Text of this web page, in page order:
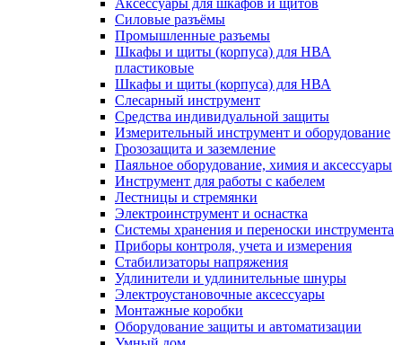
Аксессуары для шкафов и щитов
Силовые разъёмы
Промышленные разъемы
Шкафы и щиты (корпуса) для НВА
пластиковые
Шкафы и щиты (корпуса) для НВА
Слесарный инструмент
Средства индивидуальной защиты
Измерительный инструмент и оборудование
Грозозащита и заземление
Паяльное оборудование, химия и аксессуары
Инструмент для работы с кабелем
Лестницы и стремянки
Электроинструмент и оснастка
Системы хранения и переноски инструмента
Приборы контроля, учета и измерения
Стабилизаторы напряжения
Удлинители и удлинительные шнуры
Электроустановочные аксессуары
Монтажные коробки
Оборудование защиты и автоматизации